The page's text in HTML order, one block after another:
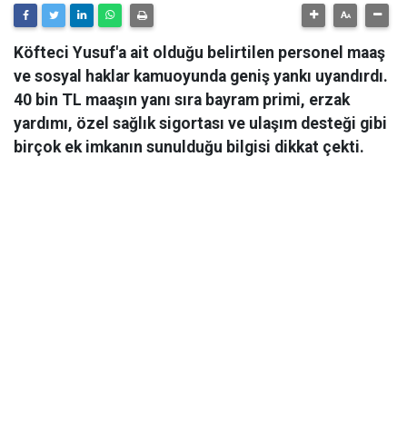
Köfteci Yusuf'a ait olduğu belirtilen personel maaş
ve sosyal haklar kamuoyunda geniş yankı uyandırdı.
40 bin TL maaşın yanı sıra bayram primi, erzak
yardımı, özel sağlık sigortası ve ulaşım desteği gibi
birçok ek imkanın sunulduğu bilgisi dikkat çekti.